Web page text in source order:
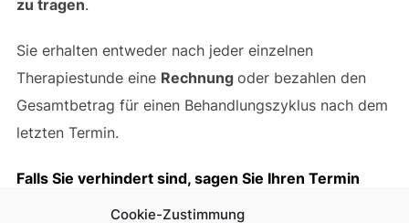
Cookie-Zustimmung
zu tragen.
Sie erhalten entweder nach jeder einzelnen
Therapiestunde eine Rechnung oder bezahlen den
Gesamtbetrag für einen Behandlungszyklus nach dem
letzten Termin.
Falls Sie verhindert sind, sagen Sie Ihren Termin
bitte 24 Stunden vorher ab.